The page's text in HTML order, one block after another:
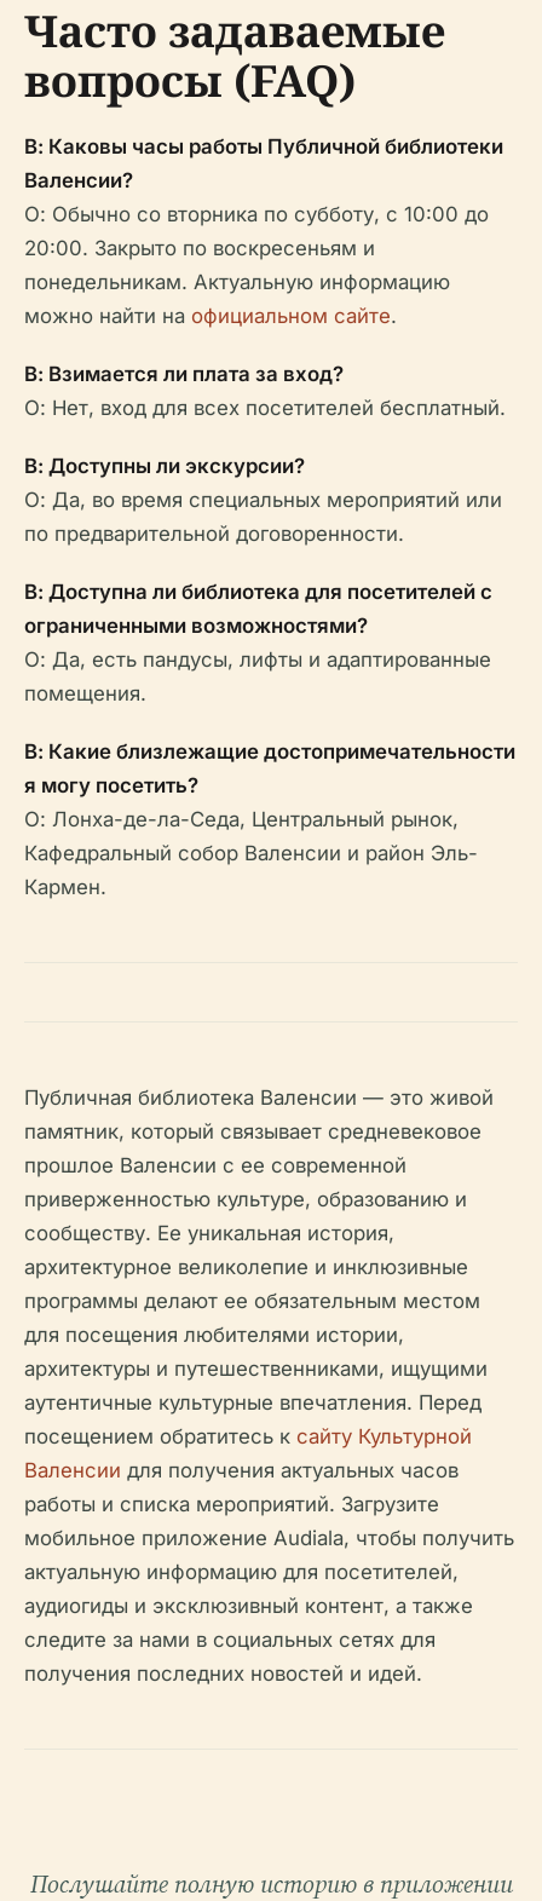
Часто задаваемые
вопросы (FAQ)
В: Каковы часы работы Публичной библиотеки
Валенсии?
О: Обычно со вторника по субботу, с 10:00 до
20:00. Закрыто по воскресеньям и
понедельникам. Актуальную информацию
можно найти на официальном сайте.
В: Взимается ли плата за вход?
О: Нет, вход для всех посетителей бесплатный.
В: Доступны ли экскурсии?
О: Да, во время специальных мероприятий или
по предварительной договоренности.
В: Доступна ли библиотека для посетителей с
ограниченными возможностями?
О: Да, есть пандусы, лифты и адаптированные
помещения.
В: Какие близлежащие достопримечательности
я могу посетить?
О: Лонха-де-ла-Седа, Центральный рынок,
Кафедральный собор Валенсии и район Эль-
Кармен.
Публичная библиотека Валенсии — это живой
памятник, который связывает средневековое
прошлое Валенсии с ее современной
приверженностью культуре, образованию и
сообществу. Ее уникальная история,
архитектурное великолепие и инклюзивные
программы делают ее обязательным местом
для посещения любителями истории,
архитектуры и путешественниками, ищущими
аутентичные культурные впечатления. Перед
посещением обратитесь к сайту Культурной
Валенсии для получения актуальных часов
работы и списка мероприятий. Загрузите
мобильное приложение Audiala, чтобы получить
актуальную информацию для посетителей,
аудиогиды и эксклюзивный контент, а также
следите за нами в социальных сетях для
получения последних новостей и идей.
Послушайте полную историю в приложении